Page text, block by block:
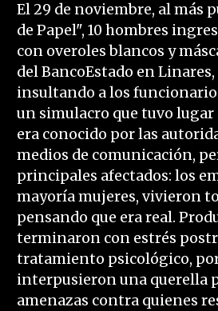
El 29 de noviembre, al más
de Papel", 10 hombres
con overoles blancos y
del BancoEstado en
insultando a los
un simulacro que tuvo lugar
era conocido por las
medios de comunicación,
principales afectados: los
mayoría mujeres, vivieron
pensando que era real.
terminaron con estrés
tratamiento psicológico,
interpusieron una querella
amenazas contra quienes